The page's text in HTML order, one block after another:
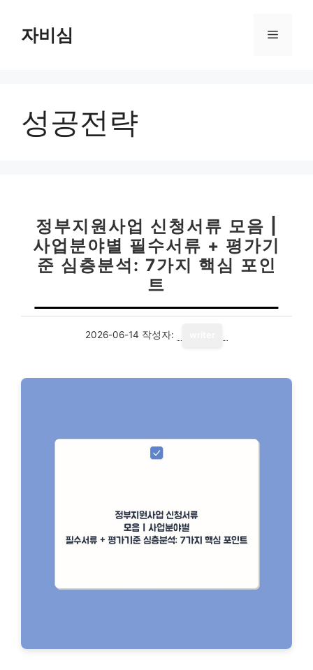
자비심 메
성공전략
정부지원사업 신청서류 모음 |
사업분야별 필수서류 + 평가기
준 심층분석: 7가지 핵심 포인
트
2026-06-14 작성자: